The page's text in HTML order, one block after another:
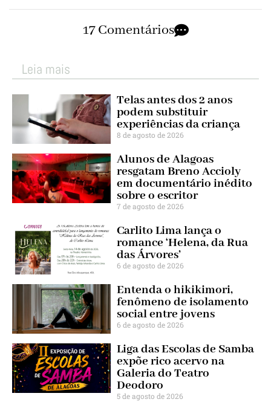
17 Comentários
Leia mais
Telas antes dos 2 anos
podem substituir
experiências da criança
8 de agosto de 2026
Alunos de Alagoas
resgatam Breno Accioly
em documentário inédito
sobre o escritor
7 de agosto de 2026
Carlito Lima lança o
romance ‘Helena, da Rua
das Árvores’
6 de agosto de 2026
Entenda o hikikimori,
fenômeno de isolamento
social entre jovens
6 de agosto de 2026
Liga das Escolas de Samba
expõe rico acervo na
Galeria do Teatro
Deodoro
5 de agosto de 2026